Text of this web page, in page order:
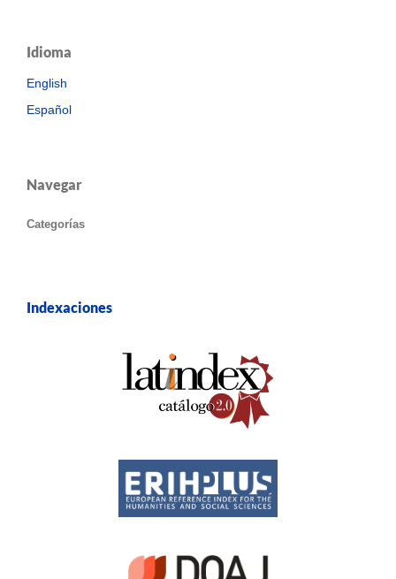
Idioma
English
Español
Navegar
Categorías
Indexaciones